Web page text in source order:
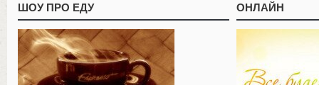
ШОУ ПРО ЕДУ
ОНЛАЙН